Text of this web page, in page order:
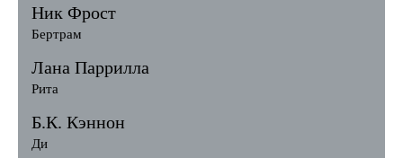
Ник Фрост
Бертрам
Лана Паррилла
Рита
Б.К. Кэннон
Ди